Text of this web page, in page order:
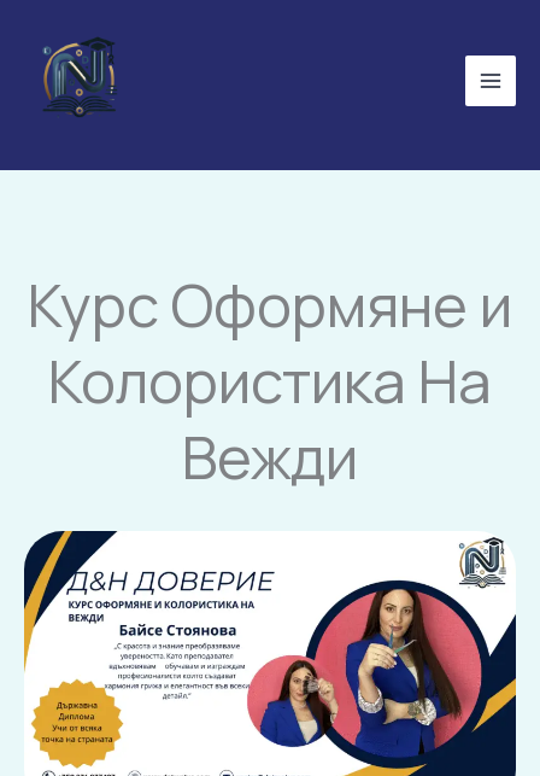
content
Курс Оформяне и
Колористика На
Вежди